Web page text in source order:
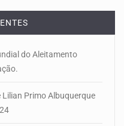
do Aleitamento
Lilian Primo Albuquerque